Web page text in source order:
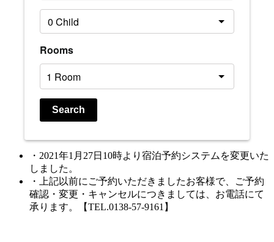
Rooms
Search
・2021年1月27日10時より宿泊予約システムを変更いた
しました。
・上記以前にご予約いただきましたお客様で、ご予約
確認・変更・キャンセルにつきましては、お電話にて
承ります。【TEL.0138-57-9161】